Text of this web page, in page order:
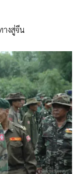
างสู่จีน